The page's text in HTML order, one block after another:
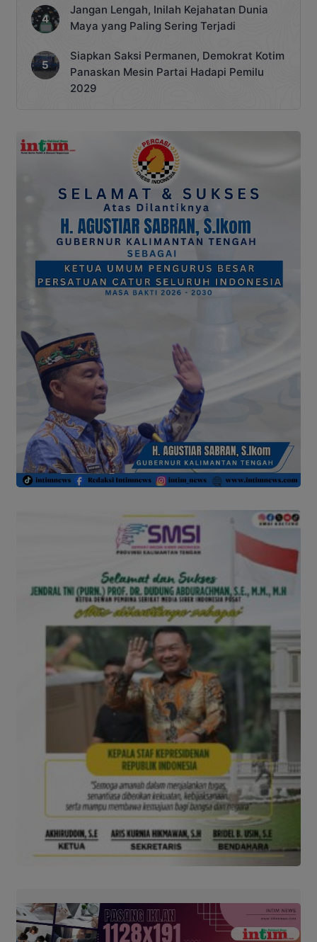
Jangan Lengah, Inilah Kejahatan Dunia
Maya yang Paling Sering Terjadi
Siapkan Saksi Permanen, Demokrat Kotim
Panaskan Mesin Partai Hadapi Pemilu
2029